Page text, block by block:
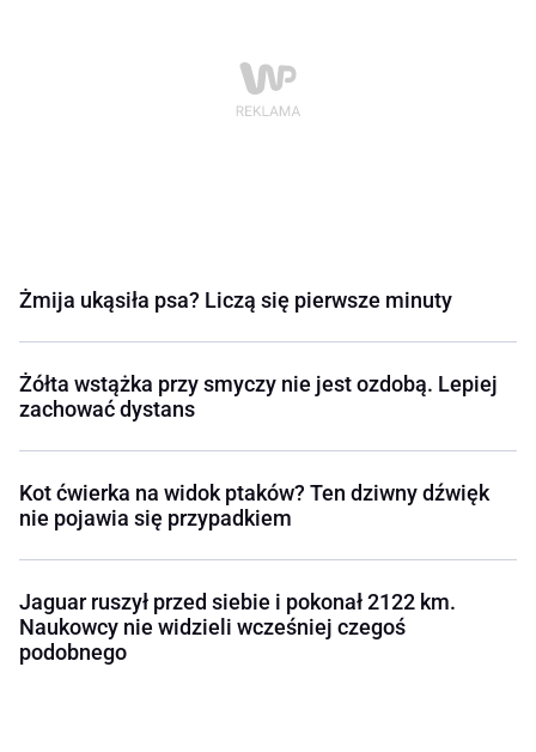
Żmija ukąsiła psa? Liczą się pierwsze minuty
Żółta wstążka przy smyczy nie jest ozdobą. Lepiej
zachować dystans
Kot ćwierka na widok ptaków? Ten dziwny dźwięk
nie pojawia się przypadkiem
Jaguar ruszył przed siebie i pokonał 2122 km.
Naukowcy nie widzieli wcześniej czegoś
podobnego